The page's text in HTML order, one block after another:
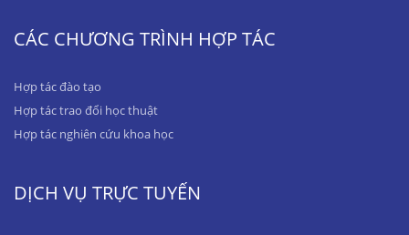
CÁC CHƯƠNG TRÌNH HỢP TÁC
Hợp tác đào tạo
Hợp tác trao đổi học thuật
Hợp tác nghiên cứu khoa học
DỊCH VỤ TRỰC TUYẾN